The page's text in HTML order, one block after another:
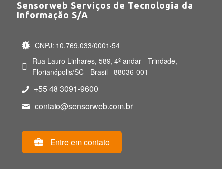
Sensorweb Serviços de Tecnologia da
Informação S/A
CNPJ: 10.769.033/0001-54
Rua Lauro Linhares, 589, 4º andar - Trindade,
Florianópolis/SC - Brasil - 88036-001
+55 48 3091-9600
contato@sensorweb.com.br
Entre em contato